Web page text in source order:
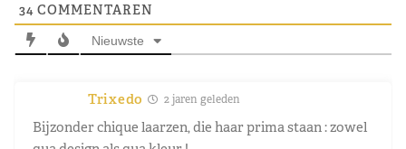
34 COMMENTAREN
Nieuwste
Trixedo 2 jaren geleden
Bijzonder chique laarzen, die haar prima staan : zowel